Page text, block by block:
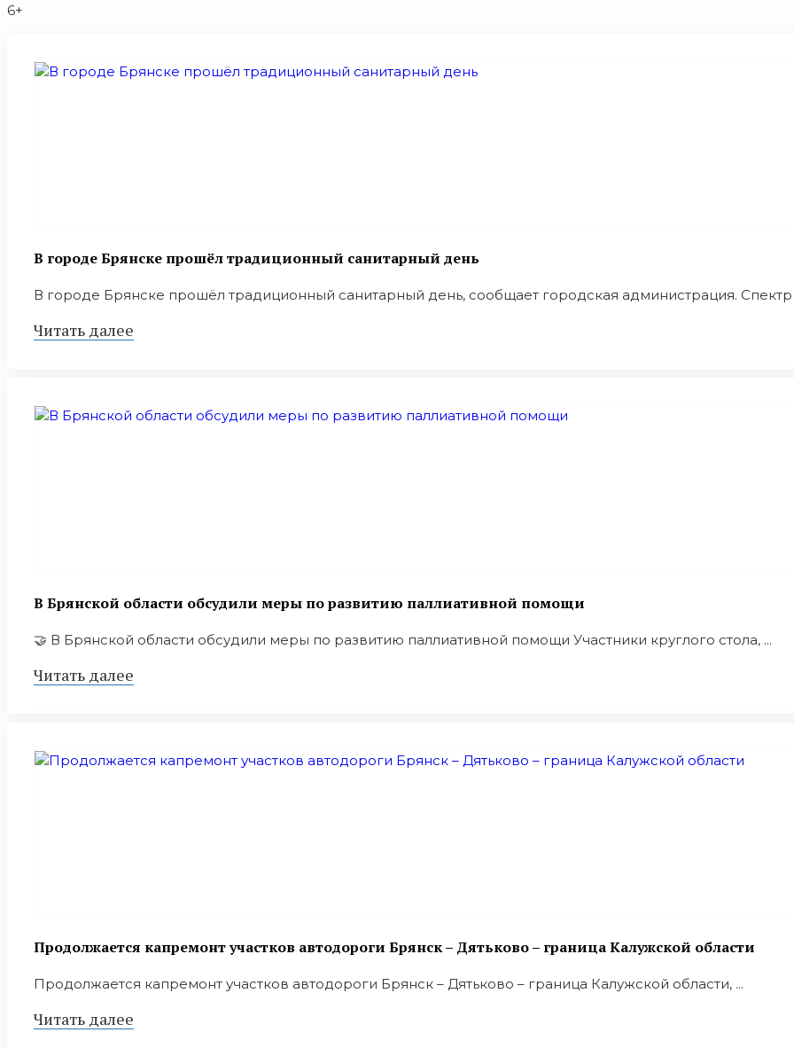
6+
В городе Брянске прошёл традиционный санитарный день
В городе Брянске прошёл традиционный санитарный день, сообщает городская администрация. Спектр
Читать далее
В Брянской области обсудили меры по развитию паллиативной помощи
🤝 В Брянской области обсудили меры по развитию паллиативной помощи Участники круглого стола, ...
Читать далее
Продолжается капремонт участков автодороги Брянск – Дятьково – граница Калужской области
Продолжается капремонт участков автодороги Брянск – Дятьково – граница Калужской области, ...
Читать далее